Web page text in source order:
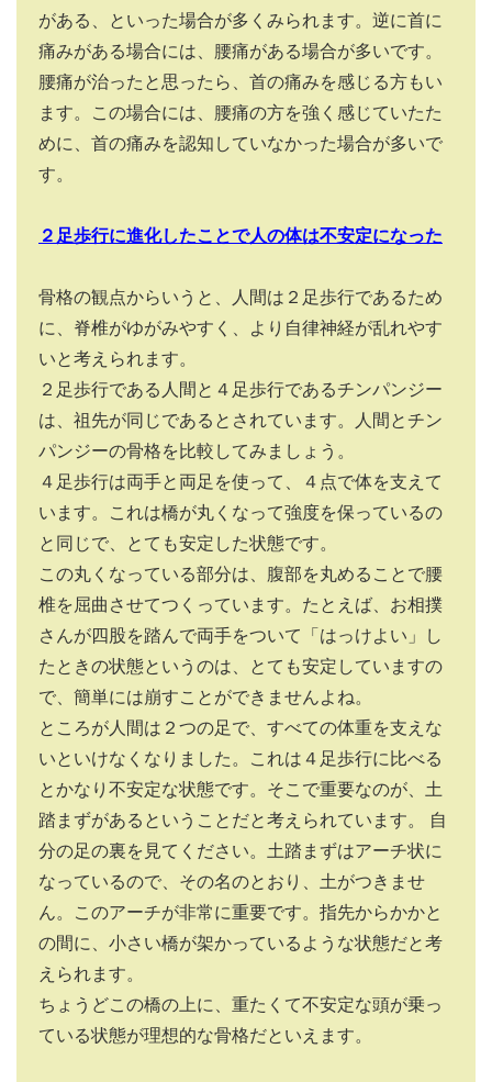
がある、といった場合が多くみられます。逆に首に
痛みがある場合には、腰痛がある場合が多いです。
腰痛が治ったと思ったら、首の痛みを感じる方もい
ます。この場合には、腰痛の方を強く感じていたた
めに、首の痛みを認知していなかった場合が多いで
す。
２足歩行に進化したことで人の体は不安定になった
骨格の観点からいうと、人間は２足歩行であるため
に、脊椎がゆがみやすく、より自律神経が乱れやす
いと考えられます。
２足歩行である人間と４足歩行であるチンパンジー
は、祖先が同じであるとされています。人間とチン
パンジーの骨格を比較してみましょう。
４足歩行は両手と両足を使って、４点で体を支えて
います。これは橋が丸くなって強度を保っているの
と同じで、とても安定した状態です。
この丸くなっている部分は、腹部を丸めることで腰
椎を屈曲させてつくっています。たとえば、お相撲
さんが四股を踏んで両手をついて「はっけよい」し
たときの状態というのは、とても安定していますの
で、簡単には崩すことができませんよね。
ところが人間は２つの足で、すべての体重を支えな
いといけなくなりました。これは４足歩行に比べる
とかなり不安定な状態です。そこで重要なのが、土
踏まずがあるということだと考えられています。 自
分の足の裏を見てください。土踏まずはアーチ状に
なっているので、その名のとおり、土がつきませ
ん。このアーチが非常に重要です。指先からかかと
の間に、小さい橋が架かっているような状態だと考
えられます。
ちょうどこの橋の上に、重たくて不安定な頭が乗っ
ている状態が理想的な骨格だといえます。